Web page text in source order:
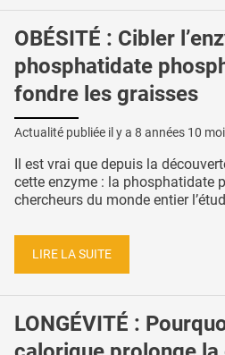
OBÉSITÉ : Cibler
phosphatidate
fondre les graisses
Actualité publiée il y a 8 années 10
Il est vrai que depuis la
cette enzyme : la phosphatidate
chercheurs du monde entier
LIRE LA SUITE
LONGÉVITÉ :